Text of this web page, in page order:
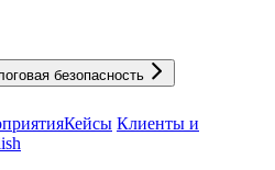
безопасность
Кейсы Клиенты и